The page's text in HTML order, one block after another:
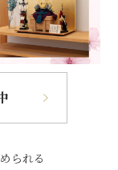
られる